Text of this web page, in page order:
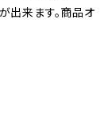
出来ます。商品オ